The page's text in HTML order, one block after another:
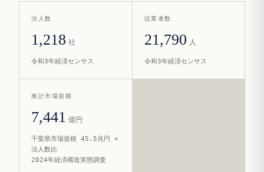
法人数
1,218 社
令和3年経済センサス
従業者数
21,790 人
令和3年経済センサス
推計市場規模
7,441 億円
千葉県市場規模 45.5兆円 ×
法人数比
2024年経済構造実態調査